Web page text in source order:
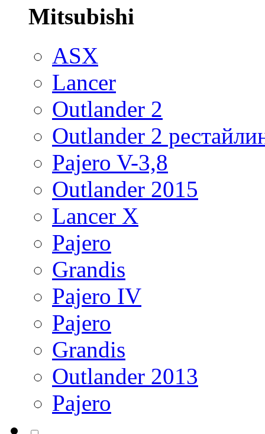
Mitsubishi
ASX
Lancer
Outlander 2
Outlander 2
Pajero V-3,8
Outlander 2015
Lancer X
Pajero
Grandis
Pajero IV
Pajero
Grandis
Outlander 2013
Pajero